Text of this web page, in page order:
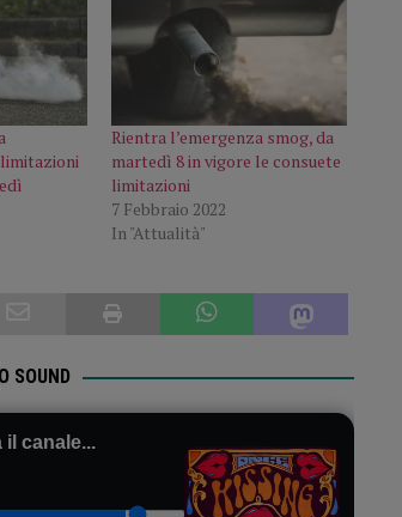
limitazioni
Rientra l’emergenza smog, da
martedì 8 in vigore le consuete
limitazioni
7 Febbraio 2022
In "Attualità"
SOUND
il canale...